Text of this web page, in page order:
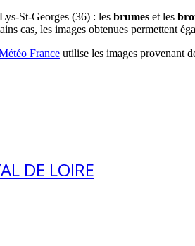
St-Georges (36) : les brumes et les
cas, les images obtenues permettent
France utilise les images provenant
DE LOIRE